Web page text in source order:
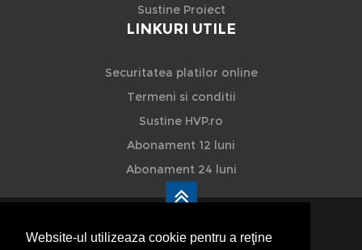
Website-ul utilizeaza cookie pentru a reţine
Sustine Proiect
LINKURI UTILE
Securitatea platilor online
Termeni si conditii
Sustine HVP.ro
Abonament 12 luni
Abonament 24 luni